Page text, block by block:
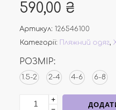
590,00 ₴
Артикул: 126546100
Категорії:
Пляжний одяг,
РОЗМІР:
1.5-2 2-4 4-6 6-8
Купальні плавки
+